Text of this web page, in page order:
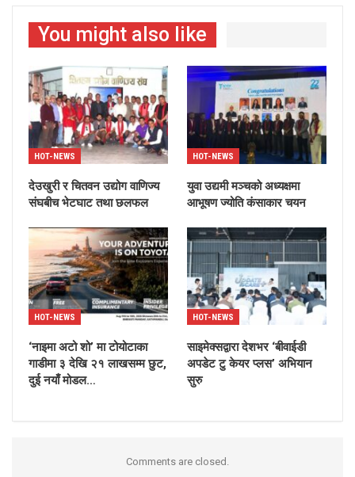
You might also like
HOT-NEWS
देउखुरी र चितवन उद्योग वाणिज्य
संघबीच भेटघाट तथा छलफल
HOT-NEWS
युवा उद्यमी मञ्चको अध्यक्षमा
आभूषण ज्योति कंसाकार चयन
HOT-NEWS
‘नाइमा अटो शो’ मा टोयोटाका
गाडीमा ३ देखि २१ लाखसम्म छुट,
दुई नयाँ मोडल…
HOT-NEWS
साइमेक्सद्वारा देशभर ‘बीवाईडी
अपडेट टु केयर प्लस’ अभियान
सुरु
Comments are closed.